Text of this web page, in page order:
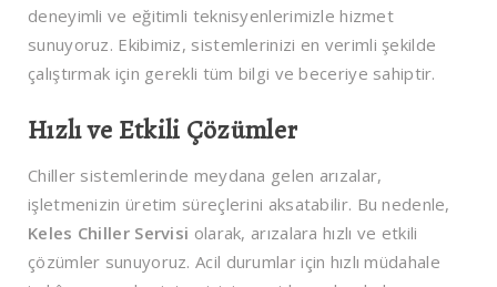
deneyimli ve eğitimli teknisyenlerimizle hizmet
sunuyoruz. Ekibimiz, sistemlerinizi en verimli şekilde
çalıştırmak için gerekli tüm bilgi ve beceriye sahiptir.
Hızlı ve Etkili Çözümler
Chiller sistemlerinde meydana gelen arızalar,
işletmenizin üretim süreçlerini aksatabilir. Bu nedenle,
Keles Chiller Servisi olarak, arızalara hızlı ve etkili
çözümler sunuyoruz. Acil durumlar için hızlı müdahale